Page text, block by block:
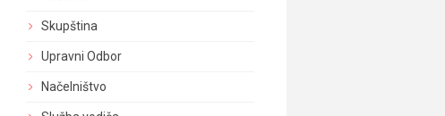
Skupština
Upravni Odbor
Načelništvo